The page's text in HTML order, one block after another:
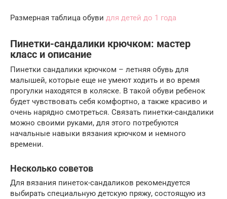
Размерная таблица обуви для детей до 1 года
Пинетки-сандалики крючком: мастер
класс и описание
Пинетки сандалики крючком – летняя обувь для
малышей, которые еще не умеют ходить и во время
прогулки находятся в коляске. В такой обуви ребенок
будет чувствовать себя комфортно, а также красиво и
очень нарядно смотреться. Связать пинетки-сандалики
можно своими руками, для этого потребуются
начальные навыки вязания крючком и немного
времени.
Несколько советов
Для вязания пинеток-сандаликов рекомендуется
выбирать специальную детскую пряжу, состоящую из